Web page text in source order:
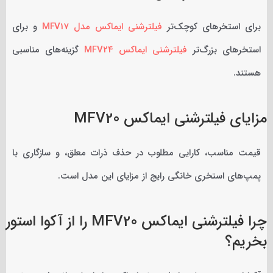
برای استخرهای کوچک‌تر فیلترشنی ایماکس مدل MFV17
و برای
استخرهای بزرگ‌تر فیلترشنی ایماکس MFV24
گزینه‌های مناسبی
هستند.
مزایای فیلترشنی ایماکس MFV20
قیمت مناسب، کارایی مطلوب در حذف ذرات معلق، و سازگاری با
پمپ‌های استخری خانگی رایج از مزایای این مدل است.
چرا فیلترشنی ایماکس MFV20 را از آکوا استور
بخریم؟